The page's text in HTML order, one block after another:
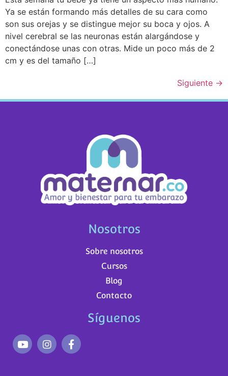
Ya se están formando más detalles de su cara como
son sus orejas y se distingue mejor su boca y ojos. A
nivel cerebral se las neuronas están alargándose y
conectándose unas con otras. Mide un poco más de 2
cm y es del tamaño […]
Siguiente →
Nosotros
Sobre nosotros
Cursos
Blog
Contacto
Síguenos